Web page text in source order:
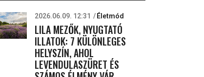
2026.06.09. 12:31 Életmód
LILA MEZŐK, NYUGTATÓ
ILLATOK: 7 KÜLÖNLEGES
HELYSZÍN, AHOL
LEVENDULASZÜRET ÉS